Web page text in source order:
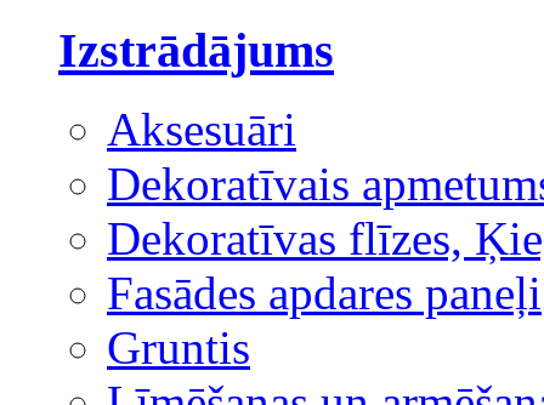
Izstrādājums
Aksesuāri
Dekoratīvais
Dekoratīvas flīzes,
Fasādes apdares paneļi
Gruntis